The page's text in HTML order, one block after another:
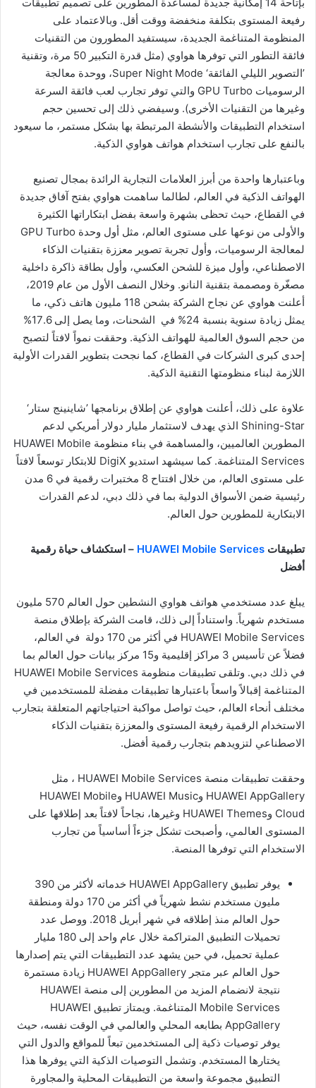
بإتاحة 14 إمكانية جديدة لمساعدة المطورين على تصميم تطبيقات
رفيعة المستوى بتكلفة منخفضة ووقت أقل. وبالاعتماد على
المنظومة المتناغمة الجديدة، سيستفيد المطورون من التقنيات
فائقة التطور التي توفرها هواوي (مثل قدرة التكبير 50 مرة، وتقنية
’التصوير الليلي الفائقة‘ Super Night Mode، ووحدة معالجة
الرسوميات GPU Turbo والتي توفر تجارب لعب فائقة السرعة
وغيرها من التقنيات الأخرى). وسيفضي ذلك إلى تحسين حجم
استخدام التطبيقات والأنشطة المرتبطة بها بشكل مستمر، ما سيعود
بالنفع على تجارب استخدام هواتف هواوي الذكية.
وباعتبارها واحدة من أبرز العلامات التجارية الرائدة بمجال تصنيع
الهواتف الذكية في العالم، لطالما ساهمت هواوي بفتح آفاق جديدة
في القطاع، حيث تحظى بشهرة واسعة بفضل ابتكاراتها الكثيرة
والأولى من نوعها على مستوى العالم، مثل أول وحدة GPU Turbo
لمعالجة الرسوميات، وأول تجربة تصوير معززة بتقنيات الذكاء
الاصطناعي، وأول ميزة للشحن العكسي، وأول بطاقة ذاكرة داخلية
مصغّرة ومصممة بتقنية النانو. وخلال النصف الأول من عام 2019،
أعلنت هواوي عن نجاح الشركة بشحن 118 مليون هاتف ذكي، ما
يمثل زيادة سنوية بنسبة 24% في الشحنات، وما يصل إلى 17.6%
من حجم السوق العالمية للهواتف الذكية. وحققت نمواً لافتاً لتصبح
إحدى كبرى الشركات في القطاع، كما نجحت بتطوير القدرات الأولية
اللازمة لبناء منظومتها التقنية الذكية.
علاوة على ذلك، أعلنت هواوي عن إطلاق برنامجها ’شاينينج ستار‘
Shining-Star الذي يهدف لاستثمار مليار دولار أمريكي لدعم
المطورين العالميين، والمساهمة في بناء منظومة HUAWEI Mobile
Services المتناغمة. كما سيشهد استديو DigiX للابتكار توسعاً لافتاً
على مستوى العالم، من خلال افتتاح 8 مختبرات رقمية في 6 مدن
رئيسية ضمن الأسواق الدولية بما في ذلك دبي، لدعم القدرات
الابتكارية للمطورين حول العالم.
تطبيقات HUAWEI Mobile Services – استكشاف حياة رقمية
أفضل
يبلغ عدد مستخدمي هواتف هواوي النشطين حول العالم 570 مليون
مستخدم شهرياً. واستناداً إلى ذلك، قامت الشركة بإطلاق منصة
HUAWEI Mobile Services في أكثر من 170 دولة في العالم،
فضلاً عن تأسيس 3 مراكز إقليمية و15 مركز بيانات حول العالم بما
في ذلك دبي. وتلقى تطبيقات منظومة HUAWEI Mobile Services
المتناغمة إقبالاً واسعاً باعتبارها تطبيقات مفضلة للمستخدمين في
مختلف أنحاء العالم، حيث تواصل مواكبة احتياجاتهم المتعلقة بتجارب
الاستخدام الرقمية رفيعة المستوى والمعززة بتقنيات الذكاء
الاصطناعي لتزويدهم بتجارب رقمية أفضل.
وحققت تطبيقات منصة HUAWEI Mobile Services ، مثل
HUAWEI AppGallery وHUAWEI Music وHUAWEI Mobile
Cloud وHUAWEI Themes وغيرها، نجاحاً لافتاً بعد إطلاقها على
المستوى العالمي، وأصبحت تشكل جزءاً أساسياً من تجارب
الاستخدام التي توفرها المنصة.
يوفر تطبيق HUAWEI AppGallery خدماته لأكثر من 390
مليون مستخدم نشط شهرياً في أكثر من 170 دولة ومنطقة
حول العالم منذ إطلاقه في شهر أبريل 2018. ووصل عدد
تحميلات التطبيق المتراكمة خلال عام واحد إلى 180 مليار
عملية تحميل، في حين يشهد عدد التطبيقات التي يتم إصدارها
حول العالم عبر متجر HUAWEI AppGallery زيادة مستمرة
نتيجة لانضمام المزيد من المطورين إلى منصة HUAWEI
Mobile Services المتناغمة. ويمتاز تطبيق HUAWEI
AppGallery بطابعه المحلي والعالمي في الوقت نفسه، حيث
يوفر توصيات ذكية إلى المستخدمين تبعاً للمواقع والدول التي
يختارها المستخدم. وتشمل التوصيات الذكية التي يوفرها هذا
التطبيق مجموعة واسعة من التطبيقات المحلية والمجاورة